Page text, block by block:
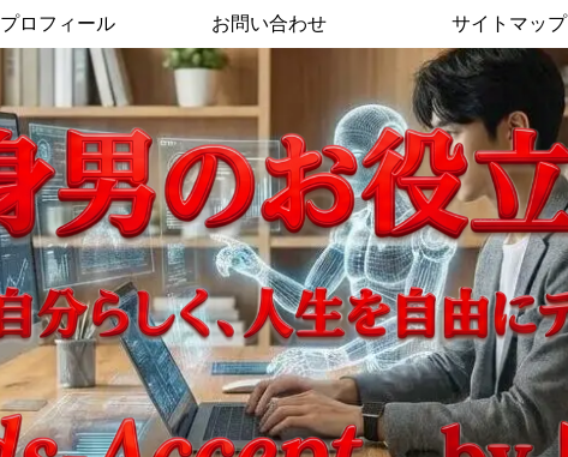
ロフィール お問い合わせ サイトマップ